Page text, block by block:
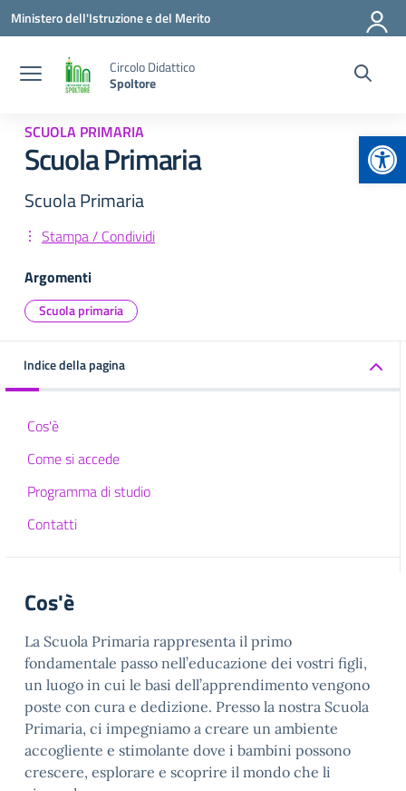
Vai ai contenuti
Vai al menu di navigazione
Vai al footer
Ministero dell'Istruzione e del Merito
Circolo Didattico
Spoltore
SCUOLA PRIMARIA
Scuola Primaria
Scuola Primaria
Stampa / Condividi
Argomenti
Scuola primaria
Indice della pagina
Cos'è
Come si accede
Programma di studio
Contatti
Cos'è
La Scuola Primaria rappresenta il primo
fondamentale passo nell’educazione dei vostri figli,
un luogo in cui le basi dell’apprendimento vengono
poste con cura e dedizione. Presso la nostra Scuola
Primaria, ci impegniamo a creare un ambiente
accogliente e stimolante dove i bambini possono
crescere, esplorare e scoprire il mondo che li